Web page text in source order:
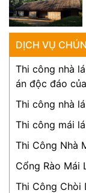
DỊCH VỤ
Thi công nhà
án độc đáo
Thi công nhà
Thi công mái
Thi Công Nhà
Cổng Rào Mái
Thi Công Chòi